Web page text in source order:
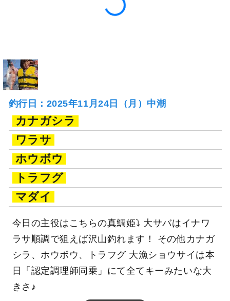
カナガシラ
ワラサ
ホウボウ
トラフグ
マダイ
ラサ順調で狙えば沢山釣れます！ その他カナガ
日「認定調理師同乗」にて全てキーみたいな大
きさ♪